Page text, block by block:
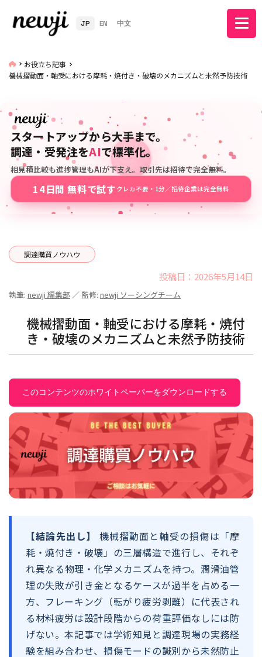
JP EN 中文
お役立ち記事
機械摺動面・軸受における摩耗・焼付き・破壊のメカニズムと未然予防技術
スタートアップから大手まで。
調達・受発注をAIで標準化。
相見積比較も進捗管理もAIが下支え。取引先は招待で完全無料。
14日間 無料で試す クレカ不要・1分／招待企業は完全無料
調達購買ノウハウ
投稿日：2026年5月14日
執筆: newji 編集部 ／ 監修: newji ソーシングチーム
機械摺動面・軸受における摩耗・焼付
き・破壊のメカニズムと未然予防技術
このコンテンツのホワイトペーパーをダウンロードする
【結論先出し】
機械摺動面と軸受の損傷は「摩
耗・焼付き・破壊」の三層構造で進行し、それぞ
れ異なる物理・化学メカニズムを持つ。潤滑油管
理の失敗が引き金となるケースが過半を占める一
方、フレーキング（転がり疲労剥離）に代表され
る材料疲労は設計段階からの荷重評価なしには防
げない。本記事では学術知見と調達現場の実務経
験を組み合わせ、損傷モードの識別から未然防止